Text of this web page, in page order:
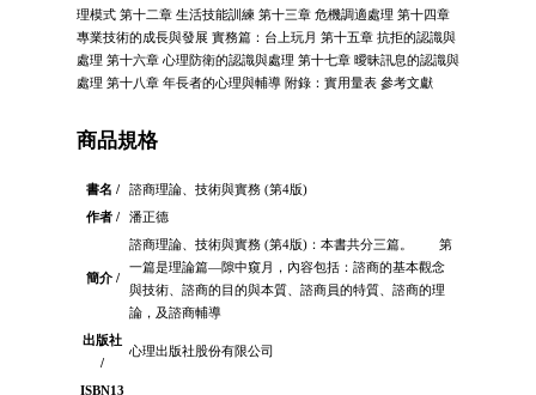
理模式 第十二章 生活技能訓練 第十三章 危機調適處理 第十四章
專業技術的成長與發展 實務篇：台上玩月 第十五章 抗拒的認識與
處理 第十六章 心理防衛的認識與處理 第十七章 曖昧訊息的認識與
處理 第十八章 年長者的心理與輔導 附錄：實用量表 參考文獻
商品規格
書名 /
諮商理論、技術與實務 (第4版)
作者 /
潘正德
簡介 /
諮商理論、技術與實務 (第4版)：本書共分三篇。 第
一篇是理論篇—隙中窺月，內容包括：諮商的基本觀念
與技術、諮商的目的與本質、諮商員的特質、諮商的理
論，及諮商輔導
出版社
/
心理出版社股份有限公司
ISBN13